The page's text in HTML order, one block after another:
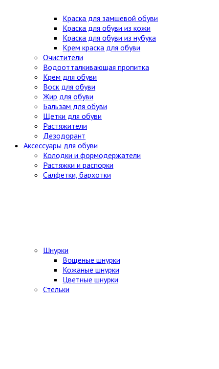
Краска для замшевой обуви
Краска для обуви из кожи
Краска для обуви из нубука
Крем краска для обуви
Очистители
Водоотталкивающая пропитка
Крем для обуви
Воск для обуви
Жир для обуви
Бальзам для обуви
Щетки для обуви
Растяжители
Дезодорант
Аксессуары для обуви
Колодки и формодержатели
Растяжки и распорки
Салфетки, бархотки
Шнурки
Вощеные шнурки
Кожаные шнурки
Цветные шнурки
Стельки